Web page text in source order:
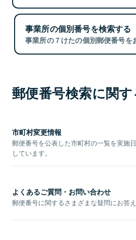
事業所の個別番号を検索する
事業所の７けたの個別郵便番号を
郵便番号検索に関
市町村変更情報
郵便番号を公表した市町村の一覧を実施
しています。
よくあるご質問・お問い合わせ
郵便番号に関するさまざまな疑問にお答え